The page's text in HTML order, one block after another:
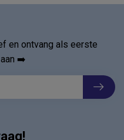
en ontvang als eerste
➡️